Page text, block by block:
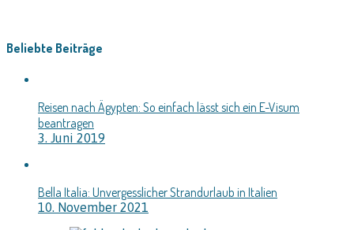
Beliebte Beiträge
Reisen nach Ägypten: So einfach lässt sich ein E-Visum
beantragen
3. Juni 2019
Bella Italia: Unvergesslicher Strandurlaub in Italien
10. November 2021